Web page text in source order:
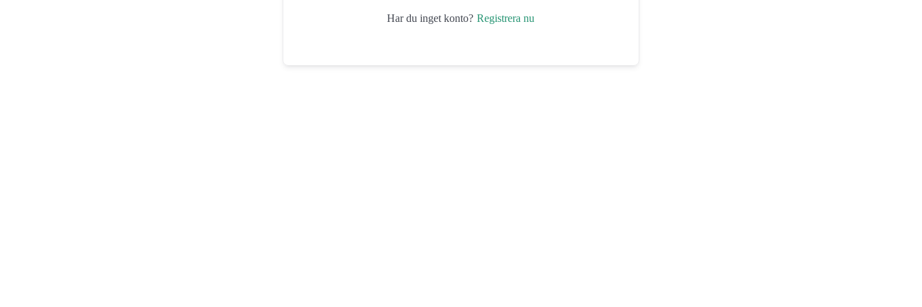
Har du inget konto? Registrera nu